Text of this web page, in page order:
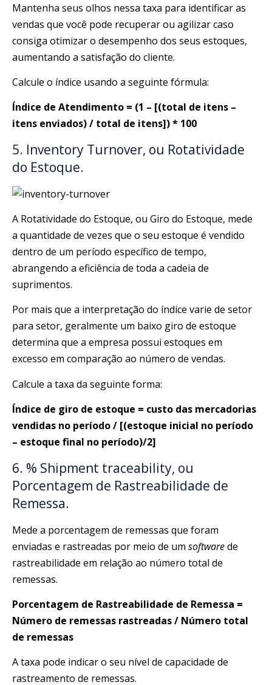
Mantenha seus olhos nessa taxa para identificar as
vendas que você pode recuperar ou agilizar caso
consiga otimizar o desempenho dos seus estoques,
aumentando a satisfação do cliente.
Calcule o índice usando a seguinte fórmula:
Índice de Atendimento = (1 – [(total de itens –
itens enviados) / total de itens]) * 100
5. Inventory Turnover, ou Rotatividade
do Estoque.
A Rotatividade do Estoque, ou Giro do Estoque, mede
a quantidade de vezes que o seu estoque é vendido
dentro de um período específico de tempo,
abrangendo a eficiência de toda a cadeia de
suprimentos.
Por mais que a interpretação do índice varie de setor
para setor, geralmente um baixo giro de estoque
determina que a empresa possui estoques em
excesso em comparação ao número de vendas.
Calcule a taxa da seguinte forma:
Índice de giro de estoque = custo das mercadorias
vendidas no período / [(estoque inicial no período
– estoque final no período)/2]
6. % Shipment traceability, ou
Porcentagem de Rastreabilidade de
Remessa.
Mede a porcentagem de remessas que foram
enviadas e rastreadas por meio de um softwarede
rastreabilidade em relação ao número total de
remessas.
Porcentagem de Rastreabilidade de Remessa =
Número de remessas rastreadas / Número total
de remessas
A taxa pode indicar o seu nível de capacidade de
rastreamento de remessas.